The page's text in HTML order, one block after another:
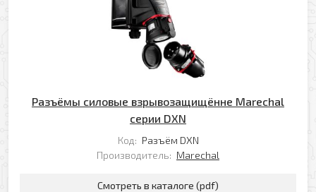
Разъёмы силовые взрывозащищённе Marechal
серии DXN
Код: Разъём DXN
Производитель: Marechal
Смотреть в каталоге (pdf)